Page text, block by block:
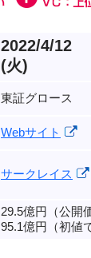
2022/4/12
(火)
東証グロース
Webサイト
サークレイス
29.5億円（公開
95.1億円（初値